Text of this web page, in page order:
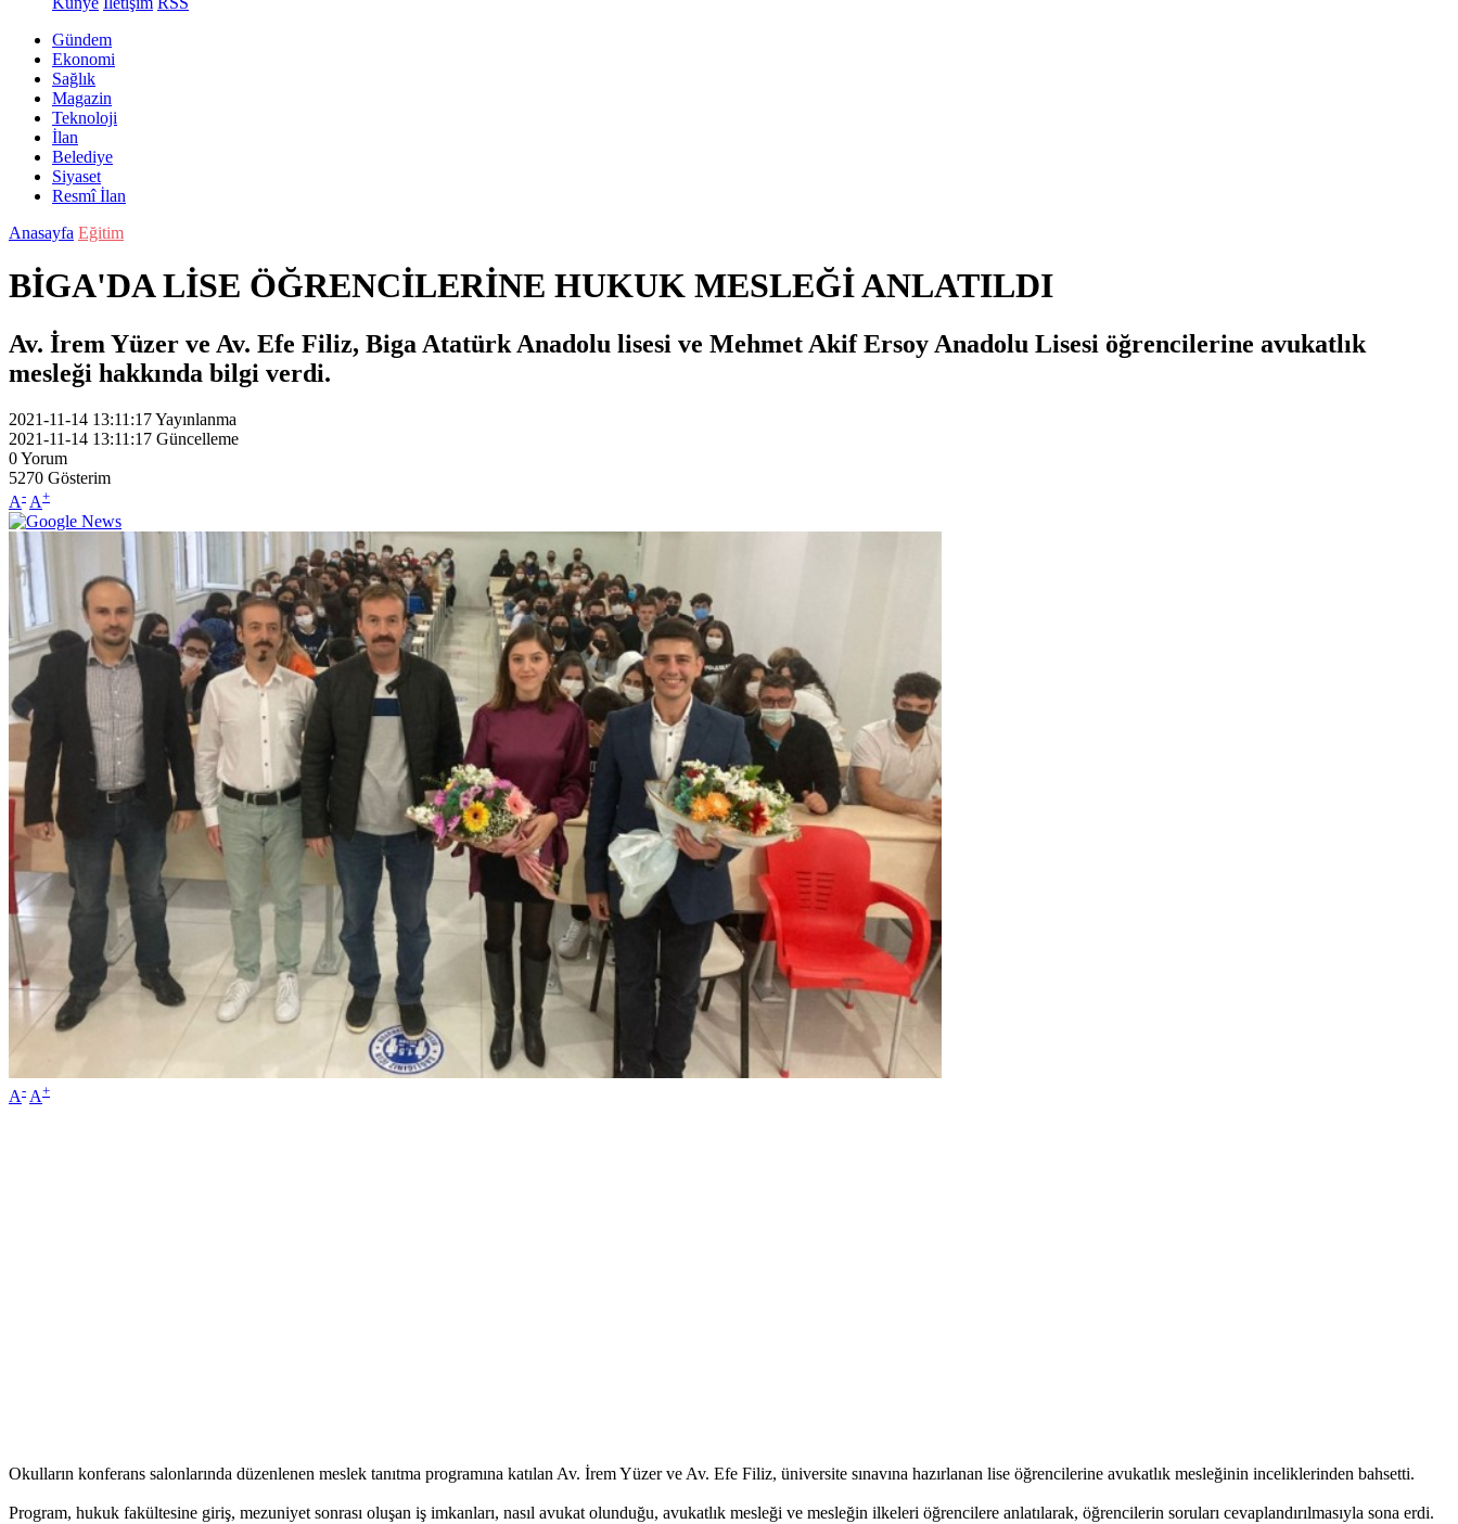
Gündem
Ekonomi
Sağlık
Magazin
Teknoloji
İlan
Belediye
Siyaset
Resmî İlan
Anasayfa Eğitim
BİGA'DA LİSE ÖĞRENCİLERİNE HUKUK MESLEĞİ ANLATILDI
Av. İrem Yüzer ve Av. Efe Filiz, Biga Atatürk Anadolu lisesi ve Mehmet Akif Ersoy Anadolu Lisesi öğrencilerine avukatlık
mesleği hakkında bilgi verdi.
2021-11-14 13:11:17Yayınlanma
2021-11-14 13:11:17 Güncelleme
0Yorum
5270 Gösterim
A- A+
A- A+
Okulların konferans salonlarında düzenlenen meslek tanıtma programına katılan Av. İrem Yüzer ve Av. Efe Filiz, üniversite sınavına hazırlanan lise öğrencilerine avukatlık mesleğinin inceliklerinden bahsetti.
Program, hukuk fakültesine giriş, mezuniyet sonrası oluşan iş imkanları, nasıl avukat olunduğu, avukatlık mesleği ve mesleğin ilkeleri öğrencilere anlatılarak, öğrencilerin soruları cevaplandırılmasıyla sona erdi.